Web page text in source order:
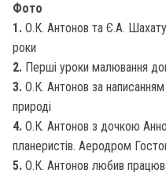
Фото
1. О.К. Антонов та Є.А.
роки
2. Перші уроки малювання
3. О.К. Антонов за
природі
4. О.К. Антонов з дочкою
планеристів. Аеродром
5. О.К. Антонов любив